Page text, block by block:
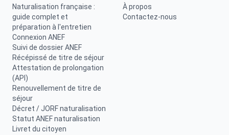
Naturalisation française :
guide complet et
préparation à l'entretien
Connexion ANEF
Suivi de dossier ANEF
Récépissé de titre de séjour
Attestation de prolongation
(API)
Renouvellement de titre de
séjour
Décret / JORF naturalisation
Statut ANEF naturalisation
Livret du citoyen
À propos
Contactez-nous